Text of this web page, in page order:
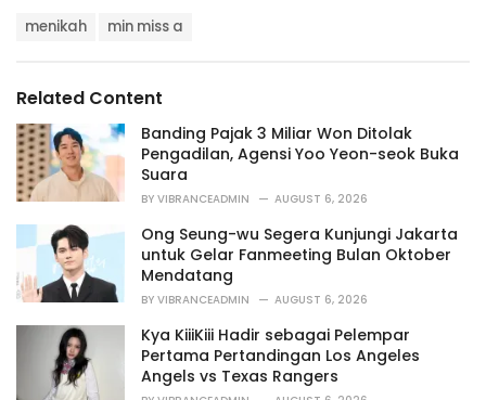
r
i
e
s
:
:
menikah min miss a
Related Content
Banding Pajak 3 Miliar Won Ditolak
Pengadilan, Agensi Yoo Yeon-seok Buka
Suara
BY VIBRANCEADMIN AUGUST 6, 2026
Ong Seung-wu Segera Kunjungi Jakarta
untuk Gelar Fanmeeting Bulan Oktober
Mendatang
BY VIBRANCEADMIN AUGUST 6, 2026
Kya KiiiKiii Hadir sebagai Pelempar
Pertama Pertandingan Los Angeles
Angels vs Texas Rangers